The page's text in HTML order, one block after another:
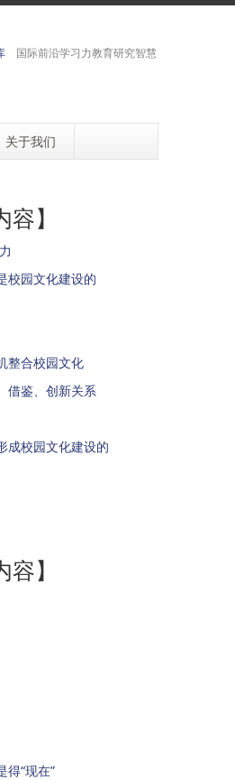
国际前沿学习力教育研究智慧
关于我们
容】
校园文化建设的
整合校园文化
借鉴、创新关系
成校园文化建设的
容】
得“现在”